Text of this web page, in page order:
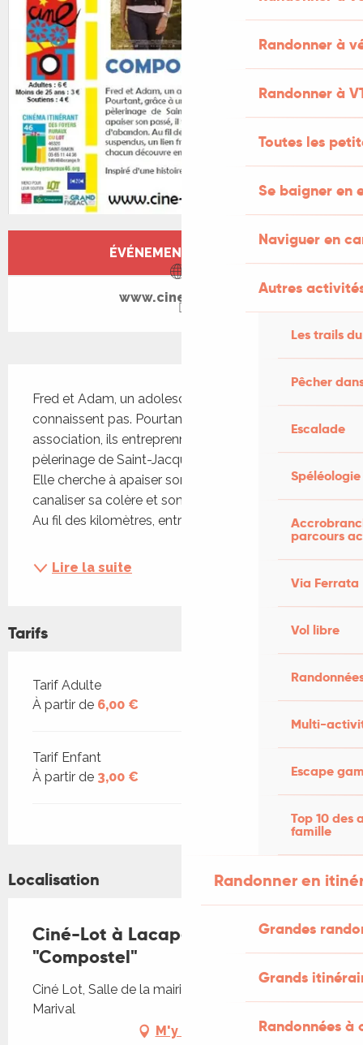
Randonner à
Randonner à
Toutes les
Se baigner en
Naviguer en
Autres
Les trails
Pêcher
Escalade
Spéléologie
parcours
Via Ferrata
Vol libre
Multi-
Escape
Top 10 des
famille
Randonner en
Grandes
Grands
Randonnées
Ouverture et coordonnées
ÉVÉNEMENT TERMINÉ
www.cine-lot.com
Fred et Adam, un adolescent en rupture, ne se
connaissent pas. Pourtant, grâce à une
association, ils entreprennent ensemble le
pèlerinage de Saint-Jacques-de-Compostelle.
Elle cherche à apaiser son passé, il tente de
canaliser sa colère et son sentiment d’abandon.
Au fil des kilomètres, entre...
Lire la suite
Tarifs
Tarifs 2026
Tarif Adulte
À partir de 6,00 €
Tarif Enfant
À partir de 3,00 €
Localisation
Ciné-Lot à Lacapelle-Marival
"Compostel"
Ciné Lot, Salle de la mairie, 46120 Lacapelle-
Marival
M'y rendre